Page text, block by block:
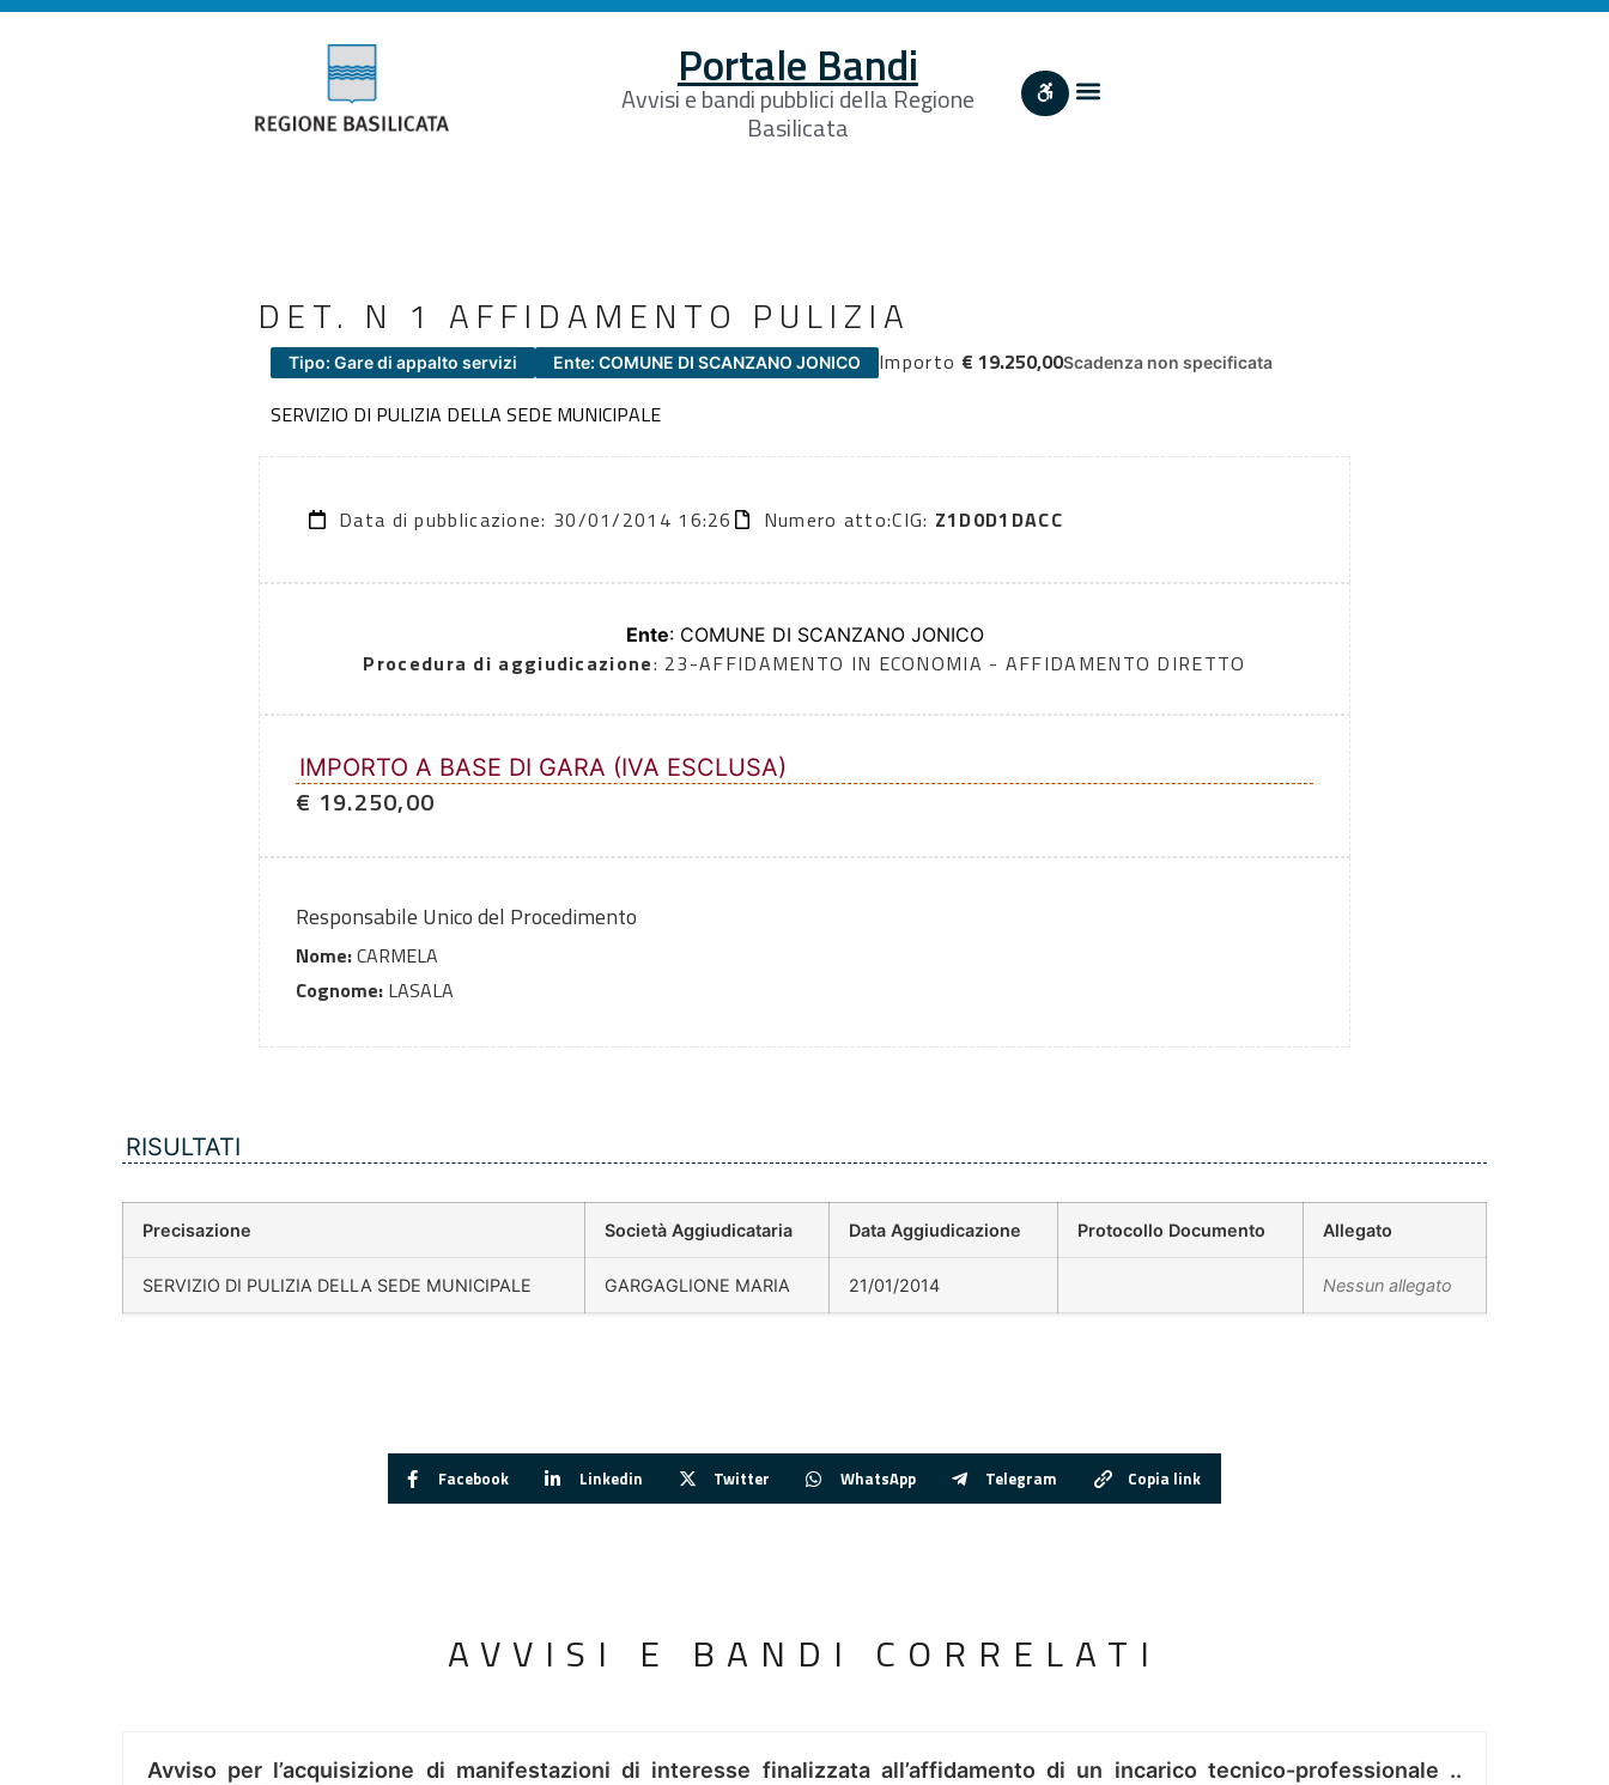
Portale Bandi
Avvisi e bandi pubblici della Regione
Basilicata
DET. N 1 AFFIDAMENTO PULIZIA
Tipo: Gare di appalto servizi Ente: COMUNE DI SCANZANO JONICO Importo € 19.250,00Scadenza non specificata
SERVIZIO DI PULIZIA DELLA SEDE MUNICIPALE
Data di pubblicazione: 30/01/2014 16:26 Numero atto:CIG: Z1D0D1DACC
Ente: COMUNE DI SCANZANO JONICO
Procedura di aggiudicazione: 23-AFFIDAMENTO IN ECONOMIA - AFFIDAMENTO DIRETTO
IMPORTO A BASE DI GARA (IVA ESCLUSA)
€ 19.250,00
Responsabile Unico del Procedimento
Nome:CARMELA
Cognome: LASALA
RISULTATI
Precisazione Società Aggiudicataria Data Aggiudicazione Protocollo Documento Allegato
SERVIZIO DI PULIZIA DELLA SEDE MUNICIPALE GARGAGLIONE MARIA 21/01/2014 Nessun allegato
Facebook Linkedin Twitter WhatsApp Telegram Copia link
AVVISI E BANDI CORRELATI
Avviso per l’acquisizione di manifestazioni di interesse finalizzata all’affidamento di un incarico tecnico-professionale ..